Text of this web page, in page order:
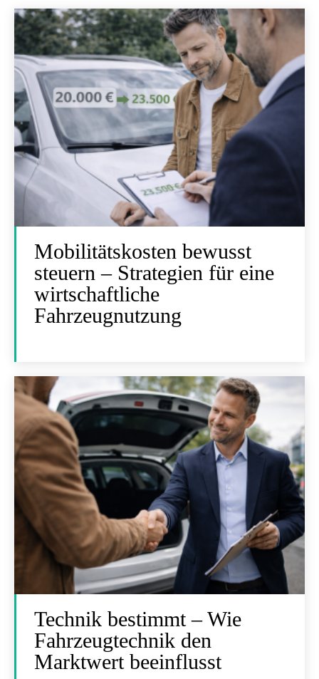
Mobilitätskosten bewusst
steuern – Strategien für eine
wirtschaftliche
Fahrzeugnutzung
Technik bestimmt – Wie
Fahrzeugtechnik den
Marktwert beeinflusst